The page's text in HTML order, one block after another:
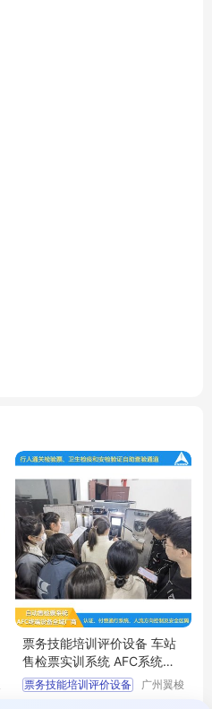
票务技能培训评价设备 车站
售检票实训系统 AFC系统实
践教学设备
票务技能培训评价设备
广州翼梭